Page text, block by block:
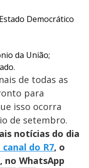
Democrático
da União;
de todas as
para
isso ocorra
de setembro.
notícias do dia
canal do R7, o
no WhatsApp